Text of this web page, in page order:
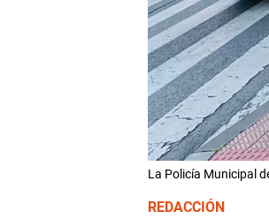
La Policía Municipal
REDACCIÓN